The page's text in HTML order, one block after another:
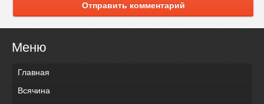
Отправить комментарий
Меню
Главная
Всячина